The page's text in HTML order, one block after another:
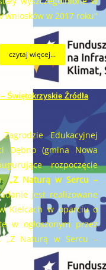
wniosków w 2017 roku"
czytaj więcej...
Świętokrzyskie Źródła
Edukacyjnej
Dębno (gmina Nowa
rozpoczęcie
„Z Naturą w Sercu –
jest realizowane
Kielcach w oparciu o
w ogłoszonym przez
„Z Naturą w Sercu –